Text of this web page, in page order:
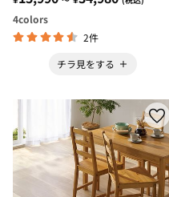
ビ・消臭・防炎・滑りにくい・
日本製＞
4colors
2件
チラ見をする